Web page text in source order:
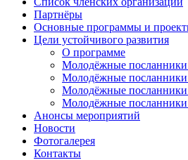
Партнёры
Основные программы и
Цели устойчивого развития
О программе
Молодёжные
Молодёжные
Молодёжные
Молодёжные
Анонсы мероприятий
Новости
Фотогалерея
Контакты